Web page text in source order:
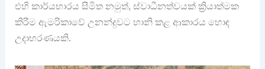
එහි කාර්යභාරය සීමිත නමුත්, ස්වාධීනත්වයක් ක්‍රියාත්මක
කිරීම ඇමරිකාවේ උනන්දුවට හානි කළ ආකාරය හොඳ
උදාහරණයකි.